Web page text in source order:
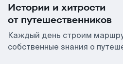
Истории и хитрости
от путешественников
Каждый день строим
собственные знания о